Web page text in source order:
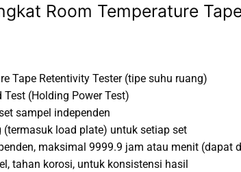
Room Temperature
Tape Retentivity Tester (tipe suhu ruang)
(Holding Power Test)
sampel independen
(termasuk load plate) untuk setiap set
maksimal 9999.9 jam atau menit (dapat
tahan korosi, untuk konsistensi hasil